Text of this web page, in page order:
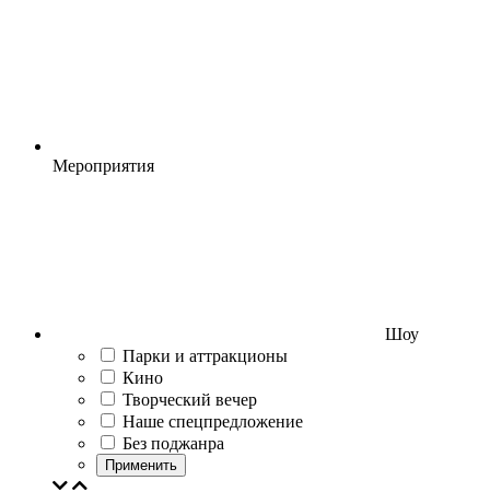
Мероприятия
Шоу
Парки и аттракционы
Кино
Творческий вечер
Наше спецпредложение
Без поджанра
Применить